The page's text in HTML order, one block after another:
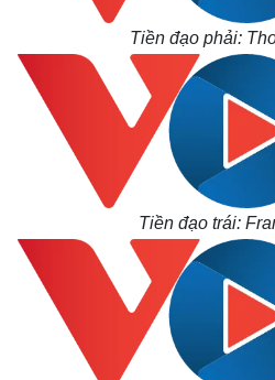
Tiền đạo phải:
Tiền đạo trái: